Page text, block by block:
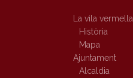
La vila vermella
Història
Mapa
Ajuntament
Alcaldia